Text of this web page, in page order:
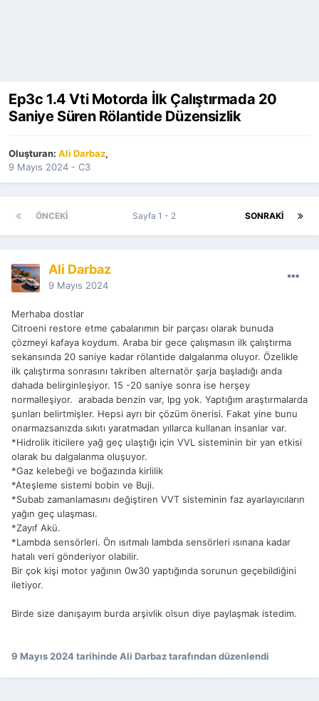
Ep3c 1.4 Vti Motorda İlk Çalıştırmada 20
Saniye Süren Rölantide Düzensizlik
Oluşturan: Ali Darbaz,
9 Mayıs 2024 - C3
ÖNCEKI SONRAKI
Sayfa 1 - 2
Ali Darbaz
9 Mayıs 2024
Merhaba dostlar
Citroeni restore etme çabalarımın bir parçası olarak bunuda
çözmeyi kafaya koydum. Araba bir gece çalışmasın ilk çalıştırma
sekansında 20 saniye kadar rölantide dalgalanma oluyor. Özelikle
ilk çalıştırma sonrasını takriben alternatör şarja başladığı anda
dahada belirginleşiyor. 15 -20 saniye sonra ise herşey
normalleşiyor. arabada benzin var, lpg yok. Yaptığım araştırmalarda
şunları belirtmişler. Hepsi ayrı bir çözüm önerisi. Fakat yine bunu
onarmazsanızda sıkıtı yaratmadan yıllarca kullanan insanlar var.
*Hidrolik iticilere yağ geç ulaştığı için VVL sisteminin bir yan etkisi
olarak bu dalgalanma oluşuyor.
*Gaz kelebeği ve boğazında kirlilik
*Ateşleme sistemi bobin ve Buji.
*Subab zamanlamasını değiştiren VVT sisteminin faz ayarlayıcıların
yağın geç ulaşması.
*Zayıf Akü.
*Lambda sensörleri. Ön ısıtmalı lambda sensörleri ısınana kadar
hatalı veri gönderiyor olabilir.
Bir çok kişi motor yağının 0w30 yaptığında sorunun geçebildiğini
iletiyor.
Birde size danışayım burda arşivlik olsun diye paylaşmak istedim.
9 Mayıs 2024tarihinde Ali Darbaz tarafından düzenlendi